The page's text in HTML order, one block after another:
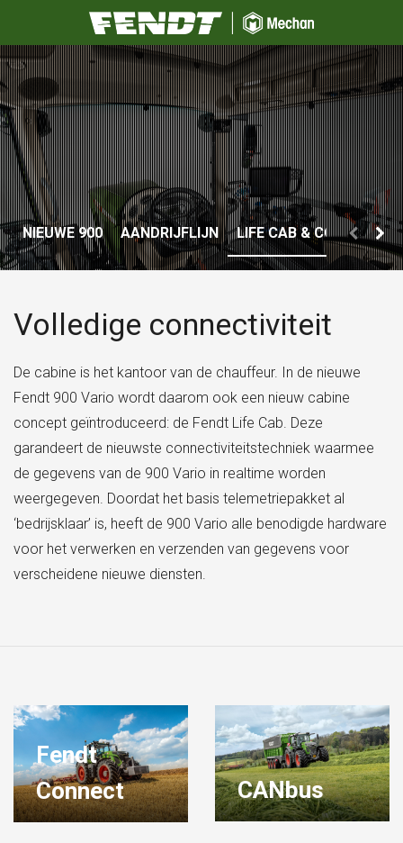
NIEUWE 900 AANDRIJFLIJN LIFE CAB &
Volledige connectiviteit
De cabine is het kantoor van de chauffeur. In de nieuwe
Fendt 900 Vario wordt daarom ook een nieuw cabine
concept geïntroduceerd: de Fendt Life Cab. Deze
garandeert de nieuwste connectiviteitstechniek waarmee
de gegevens van de 900 Vario in realtime worden
weergegeven. Doordat het basis telemetriepakket al
‘bedrijsklaar’ is, heeft de 900 Vario alle benodigde hardware
voor het verwerken en verzenden van gegevens voor
verscheidene nieuwe diensten.
Fendt
Connect
CANbus